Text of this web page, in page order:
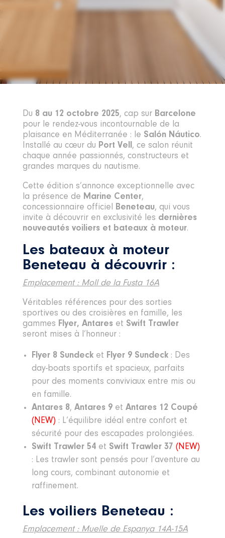
Du 8 au 12 octobre 2025, cap sur Barcelone
pour le rendez-vous incontournable de la
plaisance en Méditerranée : le Salón Náutico.
Installé au cœur du Port Vell, ce salon réunit
chaque année passionnés, constructeurs et
grandes marques du nautisme.
Cette édition s’annonce exceptionnelle avec
la présence de Marine Center,
concessionnaire officiel Beneteau, qui vous
invite à découvrir en exclusivité les dernières
nouveautés voiliers et bateaux à moteur.
Les bateaux à moteur
Beneteau à découvrir :
Emplacement : Moll de la Fusta 16A
Véritables références pour des sorties
sportives ou des croisières en famille, les
gammes Flyer, Antareset Swift Trawler
seront mises à l’honneur :
Flyer 8 Sundecket Flyer 9 Sundeck: Des
day-boats sportifs et spacieux, parfaits
pour des moments conviviaux entre mis ou
en famille.
Antares 8, Antares 9et Antares 12 Coupé
(NEW) : L’équilibre idéal entre confort et
sécurité pour des escapades prolongiées.
Swift Trawler 54et Swift Trawler 37 (NEW)
: Les trawler sont pensés pour l’aventure au
long cours, combinant autonomie et
raffinement.
Les voiliers Beneteau :
Emplacement : Muelle de Espanya 14A-15A